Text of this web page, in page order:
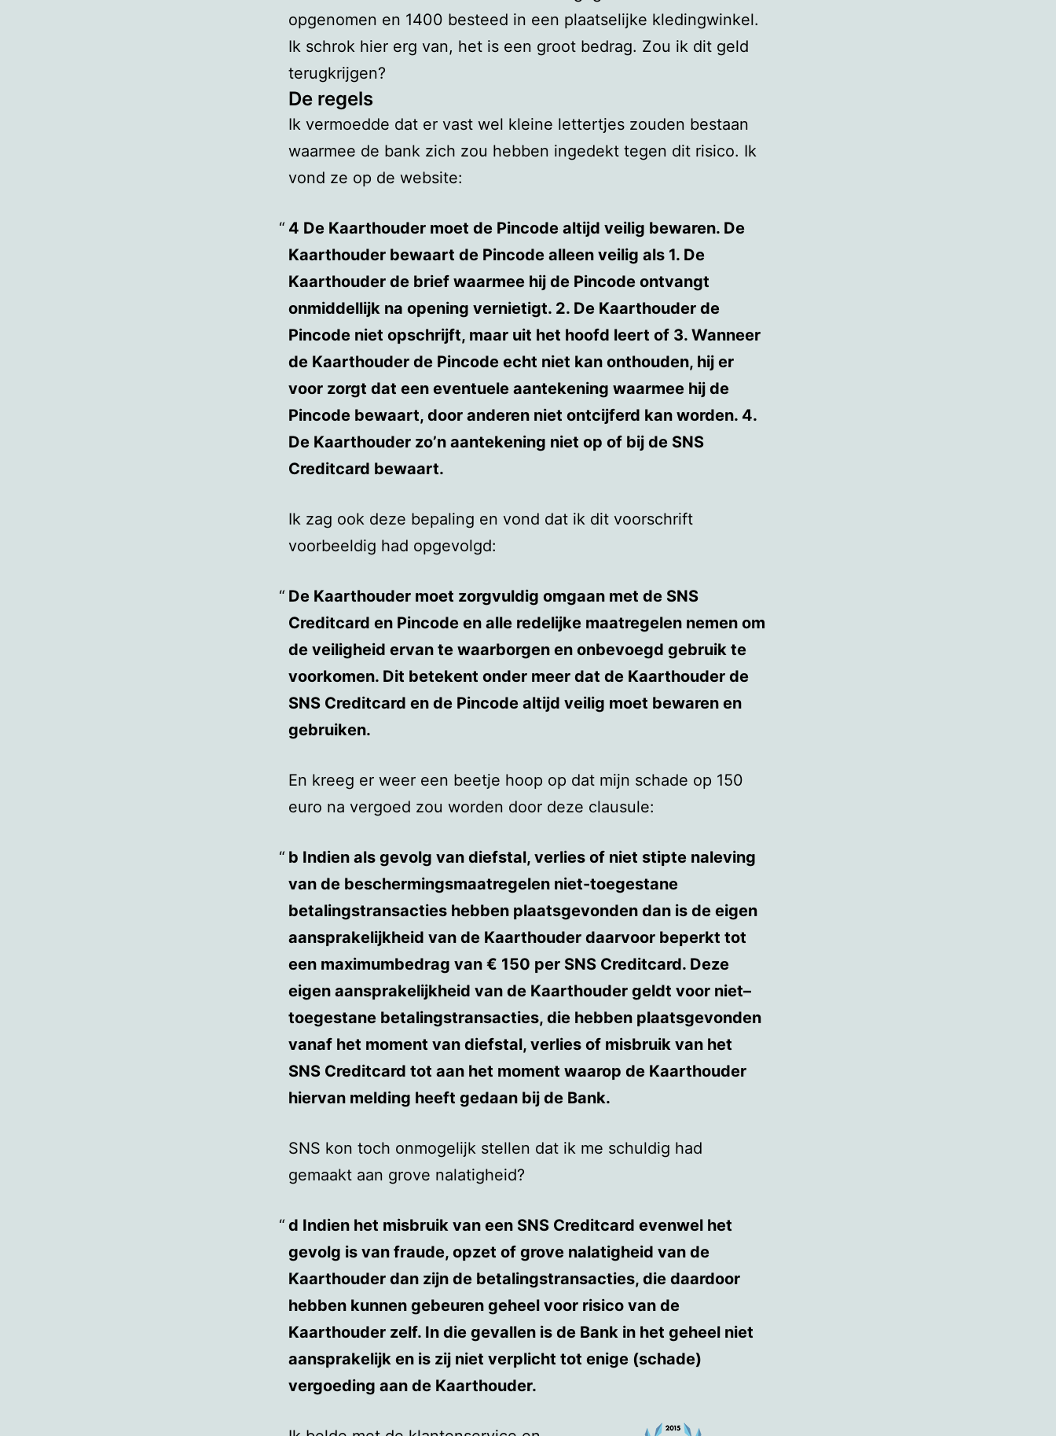
opgenomen en 1400 besteed in een plaatselijke kledingwinkel.
Ik schrok hier erg van, het is een groot bedrag. Zou ik dit geld
terugkrijgen?
De regels
Ik vermoedde dat er vast wel kleine lettertjes zouden bestaan
waarmee de bank zich zou hebben ingedekt tegen dit risico. Ik
vond ze op de website:
4 De Kaarthouder moet de Pincode altijd veilig bewaren. De
Kaarthouder bewaart de Pincode alleen veilig als 1. De
Kaarthouder de brief waarmee hij de Pincode ontvangt
onmiddellijk na opening vernietigt. 2. De Kaarthouder de
Pincode niet opschrijft, maar uit het hoofd leert of 3. Wanneer
de Kaarthouder de Pincode echt niet kan onthouden, hij er
voor zorgt dat een eventuele aantekening waarmee hij de
Pincode bewaart, door anderen niet ontcijferd kan worden. 4.
De Kaarthouder zo’n aantekening niet op of bij de SNS
Creditcard bewaart.
Ik zag ook deze bepaling en vond dat ik dit voorschrift
voorbeeldig had opgevolgd:
De Kaarthouder moet zorgvuldig omgaan met de SNS
Creditcard en Pincode en alle redelijke maatregelen nemen om
de veiligheid ervan te waarborgen en onbevoegd gebruik te
voorkomen. Dit betekent onder meer dat de Kaarthouder de
SNS Creditcard en de Pincode altijd veilig moet bewaren en
gebruiken.
En kreeg er weer een beetje hoop op dat mijn schade op 150
euro na vergoed zou worden door deze clausule:
b Indien als gevolg van diefstal, verlies of niet stipte naleving
van de beschermingsmaatregelen niet-toegestane
betalingstransacties hebben plaatsgevonden dan is de eigen
aansprakelijkheid van de Kaarthouder daarvoor beperkt tot
een maximumbedrag van € 150 per SNS Creditcard. Deze
eigen aansprakelijkheid van de Kaarthouder geldt voor niet–
toegestane betalingstransacties, die hebben plaatsgevonden
vanaf het moment van diefstal, verlies of misbruik van het
SNS Creditcard tot aan het moment waarop de Kaarthouder
hiervan melding heeft gedaan bij de Bank.
SNS kon toch onmogelijk stellen dat ik me schuldig had
gemaakt aan grove nalatigheid?
d Indien het misbruik van een SNS Creditcard evenwel het
gevolg is van fraude, opzet of grove nalatigheid van de
Kaarthouder dan zijn de betalingstransacties, die daardoor
hebben kunnen gebeuren geheel voor risico van de
Kaarthouder zelf. In die gevallen is de Bank in het geheel niet
aansprakelijk en is zij niet verplicht tot enige (schade)
vergoeding aan de Kaarthouder.